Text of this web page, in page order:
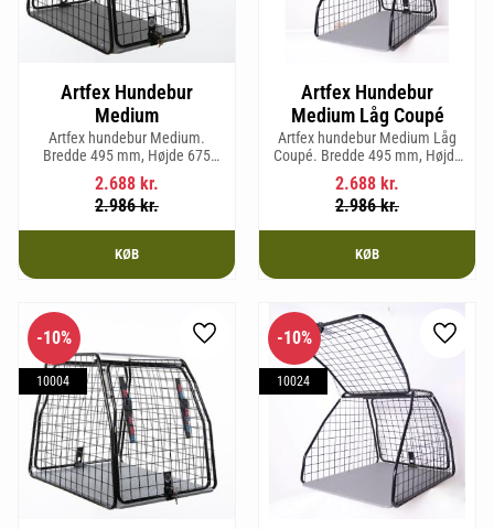
Artfex Hundebur
Medium
Artfex hundebur Medium.
Bredde 495 mm, Højde 675
mm, Dybde 830 mm og vægt 17
kg.
2.688 kr.
2.986kr.
KØB
Artfex Hundebur
Medium Låg Coupé
Artfex hundebur Medium Låg
Coupé. Bredde 495 mm, Højde
580 mm, Dybde 830 mm og
vægt 15,2 kg.
2.688 kr.
2.986kr.
KØB
10%
10004
Gem som favorit
10%
10024
Gem